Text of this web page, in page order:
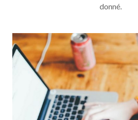
donné.